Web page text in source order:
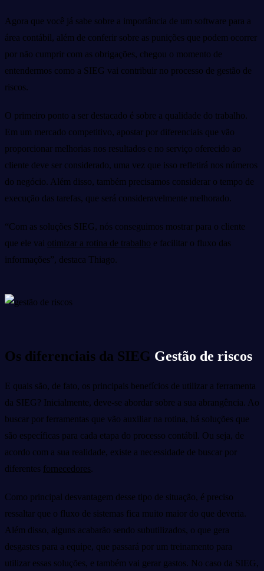
Agora que você já sabe sobre a importância de um software para a
área contábil, além de conferir sobre as punições que podem ocorrer
por não cumprir com as obrigações, chegou o momento de
entendermos como a SIEG vai contribuir no processo de gestão de
riscos.
O primeiro ponto a ser destacado é sobre a qualidade do trabalho.
Em um mercado competitivo, apostar por diferenciais que vão
proporcionar melhorias nos resultados e no serviço oferecido ao
cliente deve ser considerado, uma vez que isso refletirá nos números
do negócio. Além disso, também precisamos considerar o tempo de
execução das tarefas, que será consideravelmente melhorado.
“Com as soluções SIEG, nós conseguimos mostrar para o cliente
que ele vai otimizar a rotina de trabalho e facilitar o fluxo das
informações”, destaca Thiago.
Os diferenciais da SIEG Gestão de riscos
E quais são, de fato, os principais benefícios de utilizar a ferramenta
da SIEG? Inicialmente, deve-se abordar sobre a sua abrangência. Ao
buscar por ferramentas que vão auxiliar na rotina, há soluções que
são específicas para cada etapa do processo contábil. Ou seja, de
acordo com a sua realidade, existe a necessidade de buscar por
diferentes fornecedores.
Como principal desvantagem desse tipo de situação, é preciso
ressaltar que o fluxo de sistemas fica muito maior do que deveria.
Além disso, alguns acabarão sendo subutilizados, o que gera
desgastes para a equipe, que passará por um treinamento para
utilizar essas soluções, e também vai gerar gastos. No caso da SIEG,